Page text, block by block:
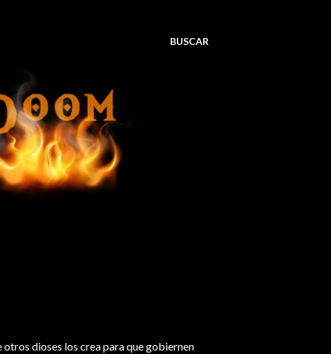
BUSCAR
dioses los crea para que gobiernen